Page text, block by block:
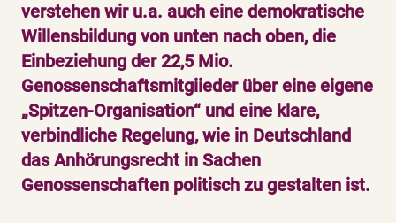
verstehen wir u.a. auch eine demokratische
Willensbildung von unten nach oben, die
Einbeziehung der 22,5 Mio.
Genossenschaftsmitgiieder über eine eigene
„Spitzen-Organisation“ und eine klare,
verbindliche Regelung, wie in Deutschland
das Anhörungsrecht in Sachen
Genossenschaften politisch zu gestalten ist.